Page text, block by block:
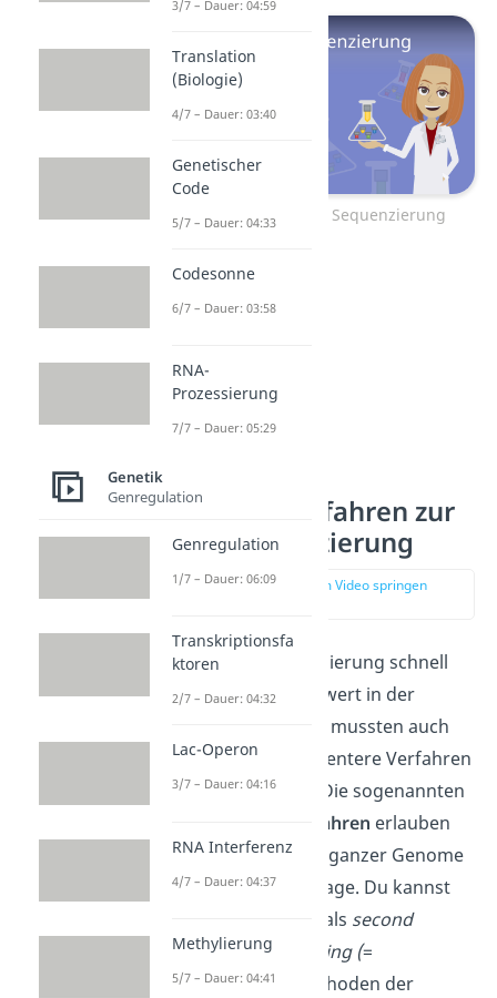
Zum Video: Sanger Sequenzierung
Moderne Verfahren zur
DNA Sequenzierung
zur Stelle im Video springen
Da die DNA-Sequenzierung schnell
einen hohen Stellenwert in der
Forschung erlangte, mussten auch
schnellere und effizientere Verfahren
entwickelt werden. Die sogenannten
Hochdurchsatzverfahren erlauben
eine Sequenzierung ganzer Genome
innerhalb weniger Tage. Du kannst
die Methoden auch als second
generation sequencing (=
Sequenzierungsmethoden der
3/7 – Dauer: 04:59
Translation
(Biologie)
4/7 – Dauer: 03:40
Genetischer
Code
5/7 – Dauer: 04:33
Codesonne
6/7 – Dauer: 03:58
RNA-
Prozessierung
7/7 – Dauer: 05:29
Genetik
Genregulation
Genregulation
1/7 – Dauer: 06:09
Transkriptionsfa
ktoren
2/7 – Dauer: 04:32
Lac-Operon
3/7 – Dauer: 04:16
RNA Interferenz
4/7 – Dauer: 04:37
Methylierung
5/7 – Dauer: 04:41